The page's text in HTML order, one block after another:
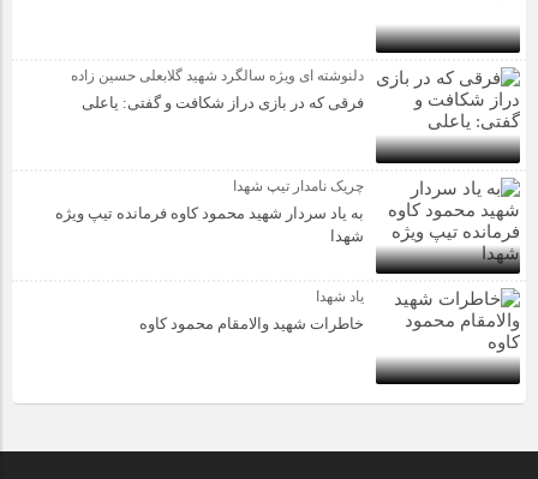
دلنوشته ای ویژه سالگرد شهید گلابعلی حسین زاده
فرقی که در بازی دراز شکافت و گفتی: یاعلی
چریک نامدار تیپ شهدا
به یاد سردار شهید محمود کاوه فرمانده تیپ ویژه
شهدا
یاد شهدا
خاطرات شهید والامقام محمود کاوه‌